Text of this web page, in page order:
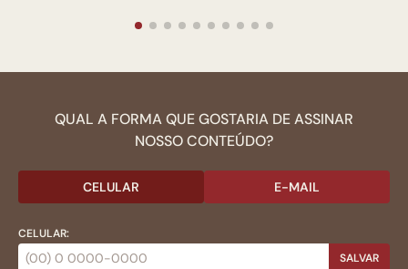
QUAL A FORMA QUE GOSTARIA DE ASSINAR
NOSSO CONTEÚDO?
CELULAR E-MAIL
CELULAR:
SALVAR